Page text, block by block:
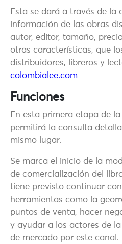
Esta se dará a través de la
información de las obras
autor, editor, tamaño,
otras características, que
distribuidores, libreros y
colombialee.com
Funciones
En esta primera etapa de
permitirá la consulta
mismo lugar.
Se marca el inicio de la
de comercialización del
tiene previsto continuar
herramientas como la
puntos de venta, hacer
y ayudar a los actores de
de mercado por este canal.